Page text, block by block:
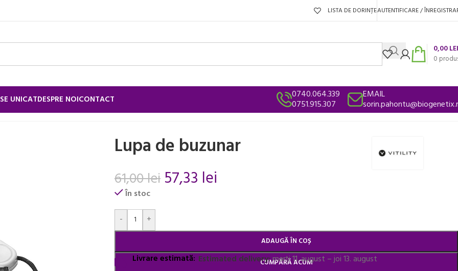
LISTA DE DORINȚEAUTENTIFICARE /
0
0,00LEI
UNICATDESPRE NOICONTACT 0740.064.339
0751.915.307
EMAIL
Lupa de buzunar
61,00lei 57,33 lei
În stoc
-
+
ADAUGĂ ÎN COȘ
CUMPĂRĂ ACUM
Alternative:
Livrare estimată: Estimated delivery:marți 11. august – joi 13. august